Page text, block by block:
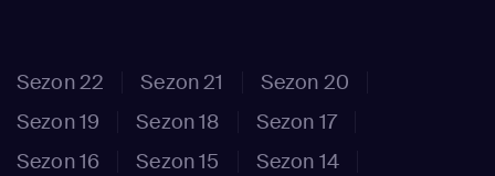
Sezon 22 Sezon 21
Sezon 20
Sezon 19
Sezon 18
Sezon 17
Sezon 16
Sezon 15
Sezon 14